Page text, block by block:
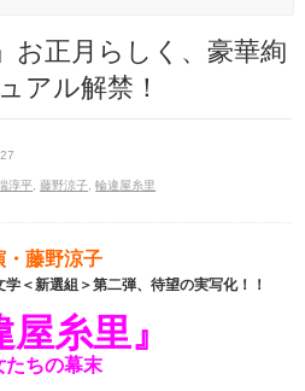
お正月らしく、豪華絢
アル解禁！
淳平 藤野涼子 ,輪違屋糸里
・藤野涼子
学＜新選組＞第二弾、待望の実写化！！
屋糸里』
たちの幕末